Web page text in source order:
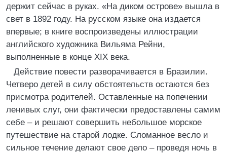
держит сейчас в руках. «На диком острове» вышла в
свет в 1892 году. На русском языке она издается
впервые; в книге воспроизведены иллюстрации
английского художника Вильяма Рейни,
выполненные в конце XIX века.
Действие повести разворачивается в Бразилии.
Четверо детей в силу обстоятельств остаются без
присмотра родителей. Оставленные на попечении
ленивых слуг, они фактически предоставлены самим
себе – и решают совершить небольшое морское
путешествие на старой лодке. Сломанное весло и
сильное течение делают свое дело – проведя ночь в